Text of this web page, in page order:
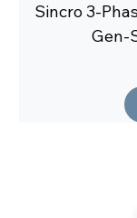
Sincro 3-
Gen-